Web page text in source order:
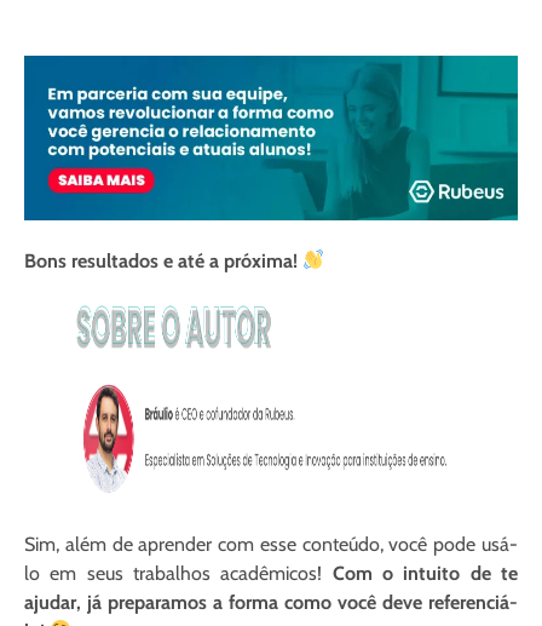
Bons resultados e até a próxima!
Sim, além de aprender com esse conteúdo, você pode usá-
lo em seus trabalhos acadêmicos! Com o intuito de te
ajudar, já preparamos a forma como você deve referenciá-